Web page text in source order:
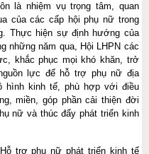
là nhiệm vụ trọng tâm, quan
của các cấp hội phụ nữ trong
Thực hiện sự định hướng của
những năm qua, Hội LHPN các
khắc phục mọi khó khăn, trở
lực để hỗ trợ phụ nữ địa
hình kinh tế, phù hợp với điều
miền, góp phần cải thiện đời
nữ và thúc đẩy phát triển kinh
trợ phụ nữ phát triển kinh tế